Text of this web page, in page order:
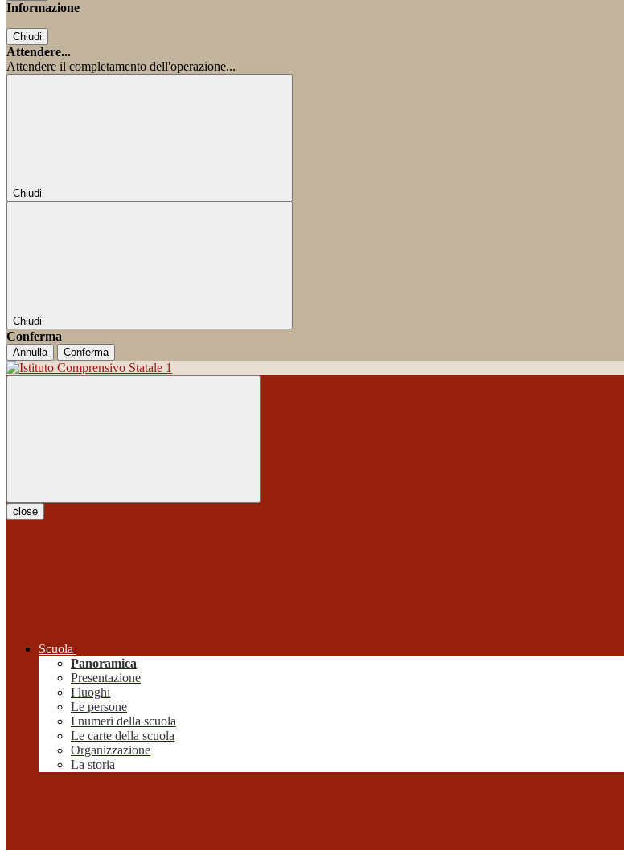
Informazione
Chiudi
Attendere...
Attendere il completamento dell'operazione...
Chiudi
Chiudi
Conferma
Annulla Conferma
close
Scuola
Panoramica
Presentazione
I luoghi
Le persone
I numeri della scuola
Le carte della scuola
Organizzazione
La storia